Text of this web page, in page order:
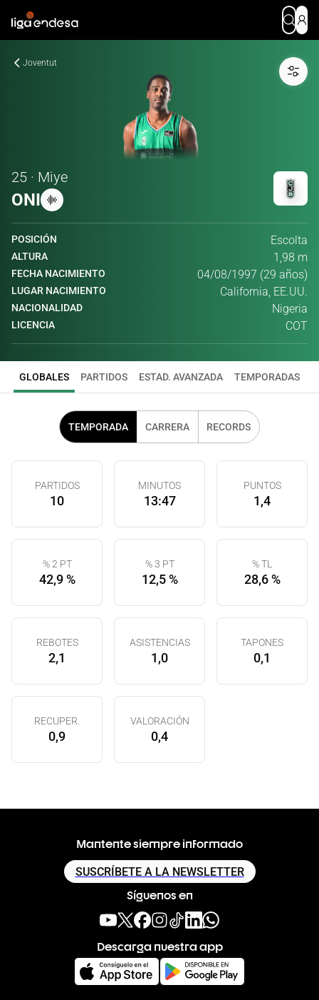
Joventut
25 · Miye
ONI
POSICIÓN Escolta
ALTURA 1,98 m
FECHA NACIMIENTO 04/08/1997 (29 años)
LUGAR NACIMIENTO California, EE.UU.
NACIONALIDAD Nigeria
LICENCIA COT
GLOBALES PARTIDOS ESTAD. AVANZADA TEMPORADAS
TEMPORADA CARRERA RECORDS
PARTIDOS
10
MINUTOS
13:47
PUNTOS
1,4
% 2 PT
42,9 %
% 3 PT
12,5 %
% TL
28,6 %
REBOTES
2,1
ASISTENCIAS
1,0
TAPONES
0,1
RECUPER.
0,9
VALORACIÓN
0,4
Mantente siempre informado
SUSCRÍBETE A LA NEWSLETTER
Síguenos en
Descarga nuestra app